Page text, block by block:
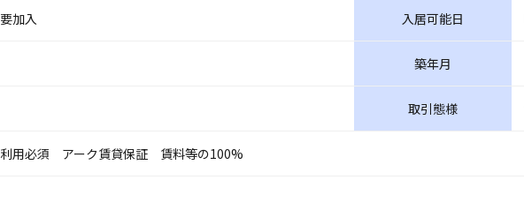
要加入 入居可能日
築年月
取引態様
利用必須 アーク賃貸保証 賃料等の100%